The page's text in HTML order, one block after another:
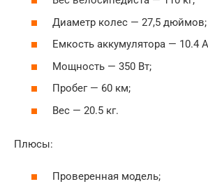
Диаметр колес — 27,5 дюймов;
Емкость аккумулятора — 10.4
Мощность — 350 Вт;
Пробег — 60 км;
Вес — 20.5 кг.
Плюсы:
Проверенная модель;